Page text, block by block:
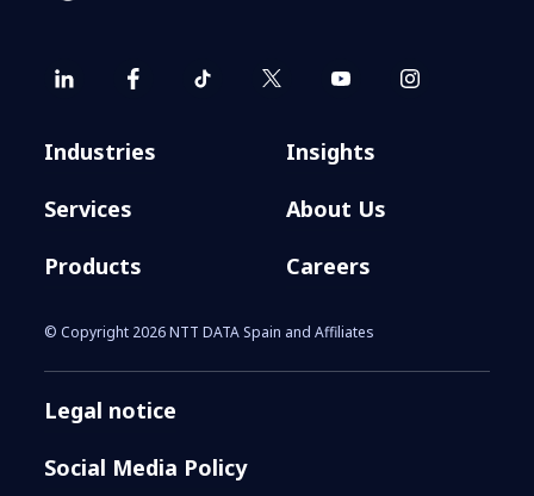
Industries
Services
Products
Insights
About Us
Careers
© Copyright 2026 NTT DATA Spain and Affiliates
Legal notice
Social Media Policy